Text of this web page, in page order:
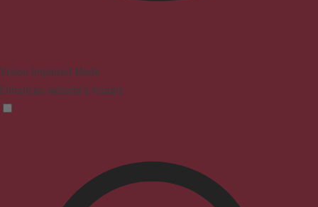
Vision Impaired Mode
Enhances website's visuals